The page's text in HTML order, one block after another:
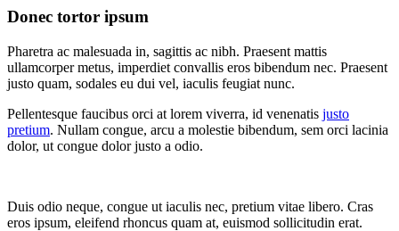
Donec tortor ipsum
Pharetra ac malesuada in, sagittis ac nibh. Praesent mattis
ullamcorper metus, imperdiet convallis eros bibendum nec. Praesent
justo quam, sodales eu dui vel, iaculis feugiat nunc.
Pellentesque faucibus orci at lorem viverra, id venenatis justo
pretium. Nullam congue, arcu a molestie bibendum, sem orci lacinia
dolor, ut congue dolor justo a odio.
Duis odio neque, congue ut iaculis nec, pretium vitae libero. Cras
eros ipsum, eleifend rhoncus quam at, euismod sollicitudin erat.